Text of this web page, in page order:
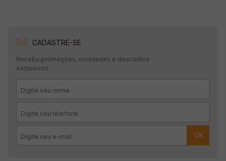
CADASTRE-SE
Receba promoções, novidades e descontos
exclusivos.
OK